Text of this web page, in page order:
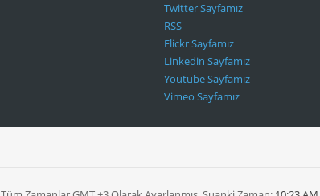
Twitter Sayfamız
RSS
Flickr Sayfamız
Linkedin Sayfamız
Youtube Sayfamız
Vimeo Sayfamız